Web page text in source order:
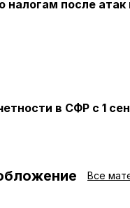
налогам после
в СФР с 1
Все